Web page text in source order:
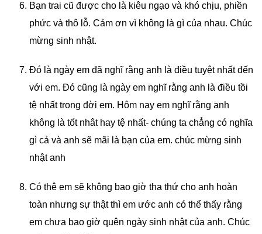
Bạn trai cũ được cho là kiêu ngạo và khó chịu, phiền
phức và thô lỗ. Cảm ơn vì không là gì của nhau. Chúc
mừng sinh nhật.
Đó là ngày em đã nghĩ rằng anh là điều tuyệt nhất đến
với em. Đó cũng là ngày em nghĩ rằng anh là điều tồi
tệ nhất trong đời em. Hôm nay em nghĩ rằng anh
không là tốt nhât hay tệ nhất- chúng ta chẳng có nghĩa
gì cả và anh sẽ mãi là bạn của em. chúc mừng sinh
nhật anh
Có thê em sẽ không bao giờ tha thứ cho anh hoàn
toàn nhưng sự thật thì em ước anh có thể thấy rằng
em chưa bao giờ quên ngày sinh nhật của anh. Chúc